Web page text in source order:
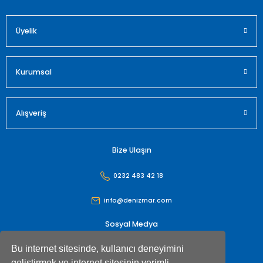
Bu internet sitesinde, kullanıcı deneyimini
Üyelik
Kurumsal
Alışveriş
Bize Ulaşın
0232 483 42 18
info@denizmar.com
Sosyal Medya